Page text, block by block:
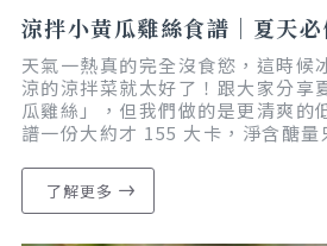
天氣一熱真的完全沒食慾，這時候
涼的涼拌菜就太好了！跟大家分享
瓜雞絲」，但我們做的是更清爽的
譜一份大約才 155 大卡，淨含醣量
了解更多